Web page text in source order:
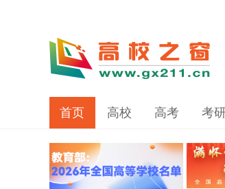
首页 高校 高考 考研